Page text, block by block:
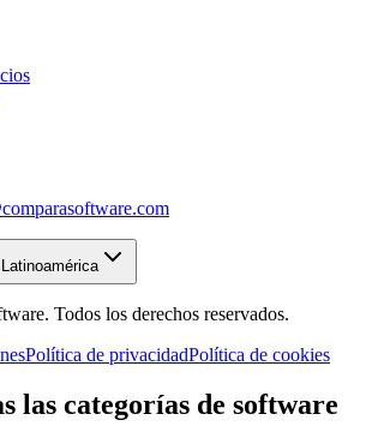
Latinoamérica
Todos los derechos reservados.
Política de privacidadPolítica de cookies
las categorías de software